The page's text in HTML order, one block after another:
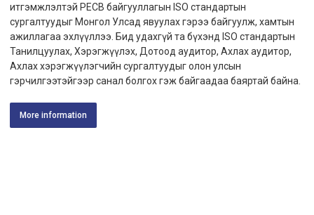
итгэмжлэлтэй PECB байгууллагын ISO стандартын
сургалтуудыг Монгол Улсад явуулах гэрээ байгуулж, хамтын
ажиллагаа эхлүүллээ. Бид удахгүй та бүхэнд ISO стандартын
Танилцуулах, Хэрэгжүүлэх, Дотоод аудитор, Ахлах аудитор,
Ахлах хэрэгжүүлэгчийн сургалтуудыг олон улсын
гэрчилгээтэйгээр санал болгох гэж байгаадаа баяртай байна.
More information